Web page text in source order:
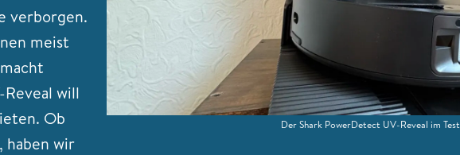
verborgen.
meist
will
Ob
haben wir
Der Shark PowerDetect UV-Reveal im Test